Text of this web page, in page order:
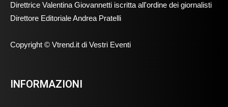
Direttrice Valentina Giovannetti iscritta all'ordine dei giornalisti
Direttore Editoriale Andrea Pratelli
Copyright © Vtrend.it di Vestri Eventi
INFORMAZIONI